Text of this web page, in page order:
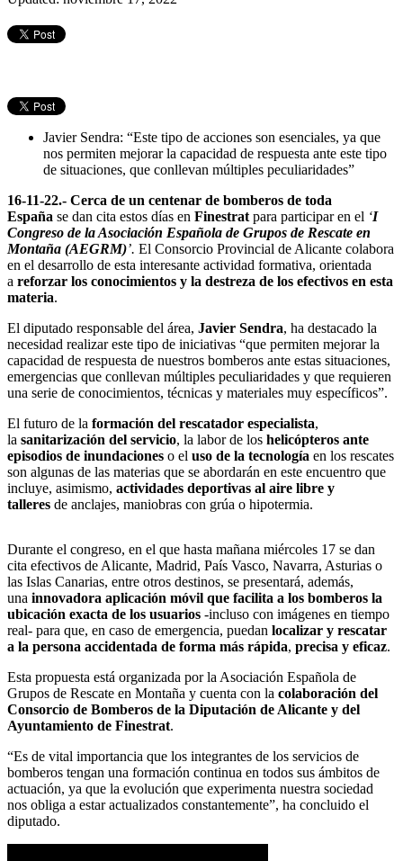
Javier Sendra: “Este tipo de acciones son esenciales, ya que
nos permiten mejorar la capacidad de respuesta ante este tipo
de situaciones, que conllevan múltiples peculiaridades”
16-11-22.- Cerca de un centenar de bomberos de toda
España se dan cita estos días en Finestrat para participar en el ‘I
Congreso de la Asociación Española de Grupos de Rescate en
Montaña (AEGRM)’. El Consorcio Provincial de Alicante colabora
en el desarrollo de esta interesante actividad formativa, orientada
a reforzar los conocimientos y la destreza de los efectivos en esta
materia.
El diputado responsable del área, Javier Sendra, ha destacado la
necesidad realizar este tipo de iniciativas “que permiten mejorar la
capacidad de respuesta de nuestros bomberos ante estas situaciones,
emergencias que conllevan múltiples peculiaridades y que requieren
una serie de conocimientos, técnicas y materiales muy específicos”.
El futuro de la formación del rescatador especialista,
la sanitarización del servicio, la labor de los helicópteros ante
episodios de inundaciones o el uso de la tecnología en los rescates
son algunas de las materias que se abordarán en este encuentro que
incluye, asimismo, actividades deportivas al aire libre y
talleres de anclajes, maniobras con grúa o hipotermia.
Durante el congreso, en el que hasta mañana miércoles 17 se dan
cita efectivos de Alicante, Madrid, País Vasco, Navarra, Asturias o
las Islas Canarias, entre otros destinos, se presentará, además,
una innovadora aplicación móvil que facilita a los bomberos la
ubicación exacta de los usuarios -incluso con imágenes en tiempo
real- para que, en caso de emergencia, puedan localizar y rescatar
a la persona accidentada de forma más rápida, precisa y eficaz.
Esta propuesta está organizada por la Asociación Española de
Grupos de Rescate en Montaña y cuenta con la colaboración del
Consorcio de Bomberos de la Diputación de Alicante y del
Ayuntamiento de Finestrat.
“Es de vital importancia que los integrantes de los servicios de
bomberos tengan una formación continua en todos sus ámbitos de
actuación, ya que la evolución que experimenta nuestra sociedad
nos obliga a estar actualizados constantemente”, ha concluido el
diputado.